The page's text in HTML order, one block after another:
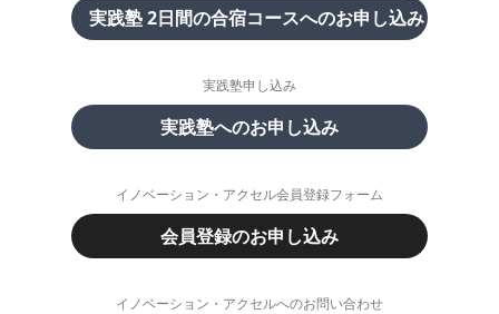
実践塾 2日間の合宿コースへのお申し込み
実践塾申し込み
実践塾へのお申し込み
イノベーション・アクセル会員登録フォーム
会員登録のお申し込み
イノベーション・アクセルへのお問い合わせ